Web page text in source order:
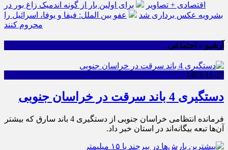
اقتصادی + تصاویر
برای اولین بار از گونه اندمیک زاغ بور در
بشرویه عکس برداری شد
عفو بین الملل: فیفا و یوفا، اسرائیل را
محروم کنند
آرشیو » اجتماعی
1403-11-27
دستگیری 4 باند سرقت در خراسان جنوبی
فرمانده انتظامی خراسان جنوبی از دستگیری 4 باند سارق که بیشتر
آن‌ها تبعه بیگانه‌اند در استان خبر داد.